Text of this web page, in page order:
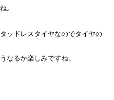
。
ッドレスタイヤなのでタイヤの
なるか楽しみですね。